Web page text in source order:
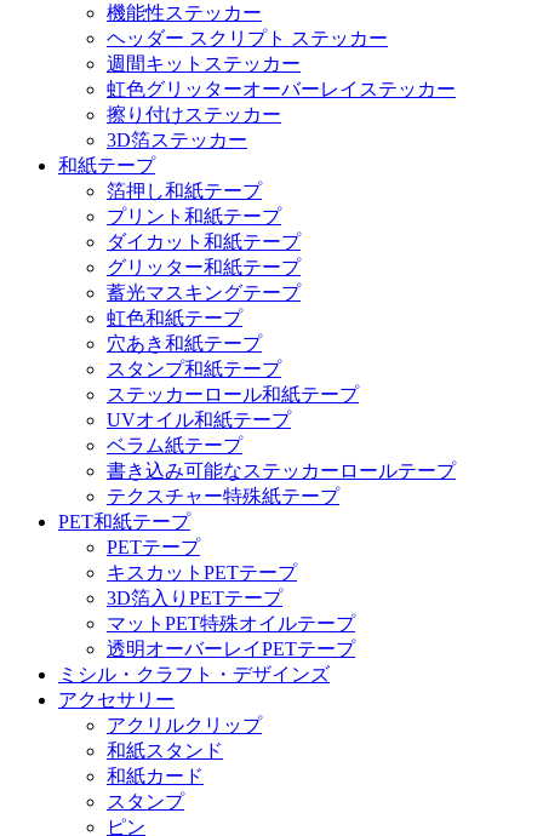
機能性ステッカー
ヘッダー スクリプト ステッカー
週間キットステッカー
虹色グリッターオーバーレイステッカー
擦り付けステッカー
3D箔ステッカー
和紙テープ
箔押し和紙テープ
プリント和紙テープ
ダイカット和紙テープ
グリッター和紙テープ
蓄光マスキングテープ
虹色和紙テープ
穴あき和紙テープ
スタンプ和紙テープ
ステッカーロール和紙テープ
UVオイル和紙テープ
ベラム紙テープ
書き込み可能なステッカーロールテープ
テクスチャー特殊紙テープ
PET和紙テープ
PETテープ
キスカットPETテープ
3D箔入りPETテープ
マットPET特殊オイルテープ
透明オーバーレイPETテープ
ミシル・クラフト・デザインズ
アクセサリー
アクリルクリップ
和紙スタンド
和紙カード
スタンプ
ピン